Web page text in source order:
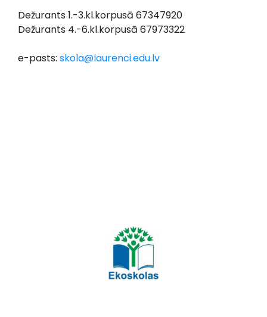
Dežurants 1.-3.kl.korpusā 67347920
Dežurants 4.-6.kl.korpusā 67973322
e-pasts: skola@laurenci.edu.lv